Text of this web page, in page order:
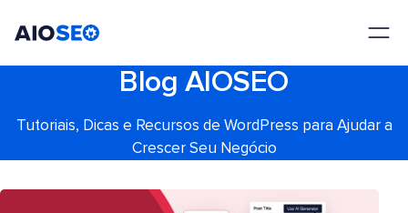
Blog AIOSEO
Tutoriais, Dicas e Recursos de WordPress para Ajudar a
Crescer Seu Negócio